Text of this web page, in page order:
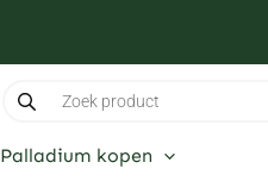
zoeken
Palladium kopen